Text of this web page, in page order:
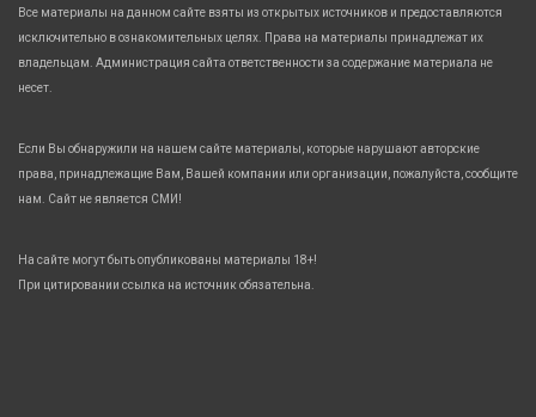
Все материалы на данном сайте взяты из открытых источников и предоставляются
исключительно в ознакомительных целях. Права на материалы принадлежат их
владельцам. Администрация сайта ответственности за содержание материала не
несет.
Если Вы обнаружили на нашем сайте материалы, которые нарушают авторские
права, принадлежащие Вам, Вашей компании или организации, пожалуйста, сообщите
нам. Сайт не является СМИ!
На сайте могут быть опубликованы материалы 18+!
При цитировании ссылка на источник обязательна.